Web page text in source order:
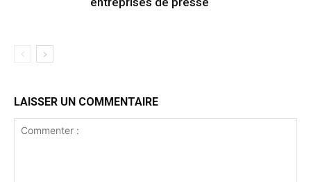
LAISSER UN COMMENTAIRE